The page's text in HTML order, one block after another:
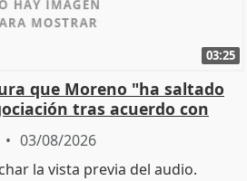
03:25
que Moreno "ha saltado
tras acuerdo con
03/08/2026